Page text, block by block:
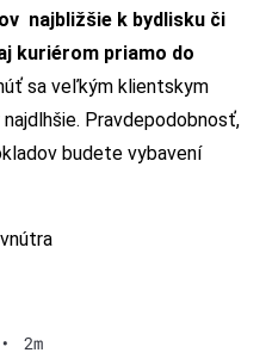
najbližšie k bydlisku či
kuriérom priamo do
sa veľkým klientskym
Pravdepodobnosť,
budete vybavení
•
2m